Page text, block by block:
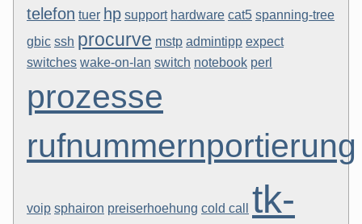
telefon tuer hp support hardware cat5 spanning-tree
gbic ssh procurve mstp admintipp expect
switches wake-on-lan switch notebook perl
prozesse
rufnummernportierung
voip sphairon preiserhoehung cold call
tk-